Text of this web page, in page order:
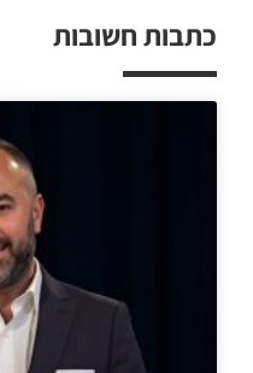
כתבות חשובות